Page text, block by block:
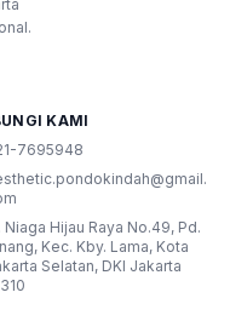
KAMI
7695948
Niaga Hijau Raya No.49, Pd.
Kec. Kby. Lama, Kota
Selatan, DKI Jakarta